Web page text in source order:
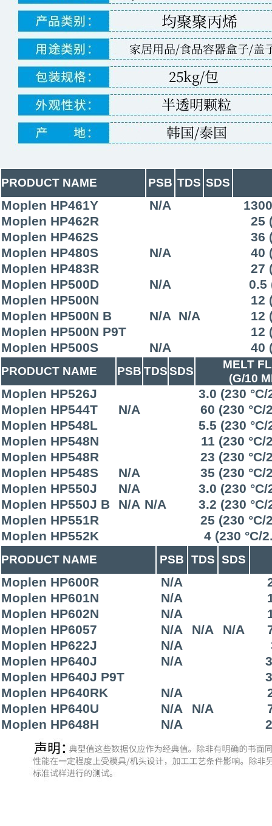
PRODUCT NAME PSB TDS SDS
Moplen HP461Y N/A
Moplen HP462R
25
Moplen HP462S
36
Moplen HP480S
N/A
40
Moplen HP483R
27
Moplen HP500D
N/A
0.5
Moplen HP500N
12
Moplen HP500N B
N/A N/A
12
Moplen HP500N P9T
12
Moplen HP500S
N/A 40
PRODUCT NAME PSB TDSSDS
MELT
(G/10
Moplen HP526J
3.0 (230
Moplen HP544T
N/A
60 (230 °C/
Moplen HP548L
5.5 (230
Moplen HP548N
11 (230 °C/
Moplen HP548R
23 (230 °C/
Moplen HP548S
N/A
35 (230 °C/
Moplen HP550J
N/A
3.0 (230
Moplen HP550J B
N/A N/A
3.2 (230
Moplen HP551R
25 (230 °C/
Moplen HP552K
4 (230 °C/
PRODUCT NAME PSB TDS SDS
Moplen HP600R N/A
Moplen HP601N
N/A
Moplen HP602N
N/A
Moplen HP6057
N/A N/A N/A
Moplen HP622J
N/A
Moplen HP640J
N/A
Moplen HP640J P9T
Moplen HP640RK
N/A
Moplen HP640U
N/A N/A
Moplen HP648H
N/A